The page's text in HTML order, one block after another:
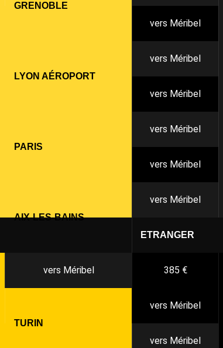
GRENOBLE
vers Méribel
LYON AÉROPORT
vers Méribel
vers Méribel
PARIS
vers Méribel
vers Méribel
AIX-LES-BAINS
vers Méribel
ETRANGER
vers Méribel 385 €
TURIN
vers Méribel
vers Méribel